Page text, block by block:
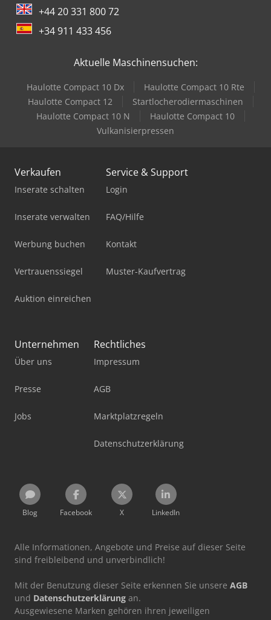
+44 20 331 800 72
+34 911 433 456
Aktuelle Maschinensuchen:
Haulotte Compact 10 Dx
Haulotte Compact 10 Rte
Haulotte Compact 12
Startlocherodiermaschinen
Haulotte Compact 10 N
Haulotte Compact 10
Vulkanisierpressen
Verkaufen
Inserate schalten
Inserate verwalten
Werbung buchen
Vertrauenssiegel
Auktion einreichen
Service & Support
Login
FAQ/Hilfe
Kontakt
Muster-Kaufvertrag
Unternehmen
Über uns
Presse
Jobs
Rechtliches
Impressum
AGB
Marktplatzregeln
Datenschutzerklärung
Blog Facebook X LinkedIn
Alle Informationen, Angebote und Preise auf dieser Seite
sind freibleibend und unverbindlich!
Mit der Benutzung dieser Seite erkennen Sie unsere AGB
und Datenschutzerklärung an.
Ausgewiesene Marken gehören ihren jeweiligen